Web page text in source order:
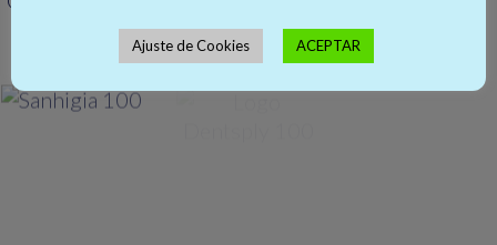
Ajuste de Cookies ACEPTAR